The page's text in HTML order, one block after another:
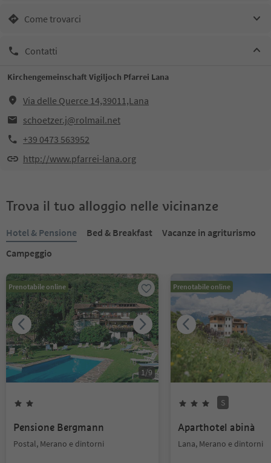
Come trovarci
Contatti
Kirchengemeinschaft Vigiljoch Pfarrei Lana
Via delle Querce 14,39011,Lana
schoetzer.j@rolmail.net
+39 0473 563952
http://www.pfarrei-lana.org
Trova il tuo alloggio nelle vicinanze
Hotel & Pensione Bed & Breakfast
Vacanze in agriturismo
Campeggio
Prenotabile online
1/9
Pensione Bergmann
Postal, Merano e dintorni
Prenotabile online
S
Aparthotel abinà
Lana, Merano e dintorni